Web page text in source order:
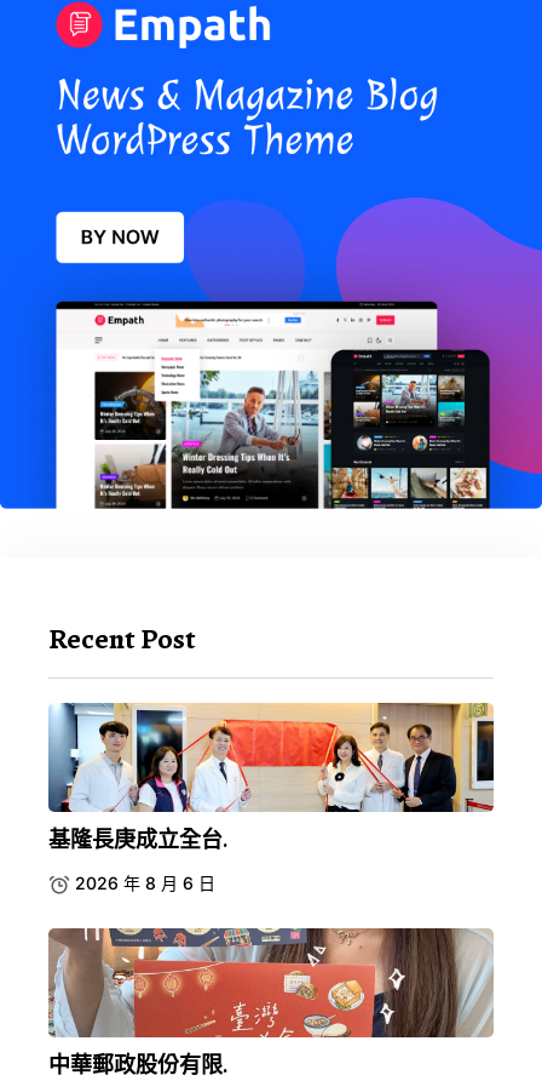
Recent Post
基隆長庚成立全台.
2026 年 8 月 6 日
中華郵政股份有限.